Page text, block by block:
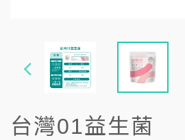
台灣01益生菌